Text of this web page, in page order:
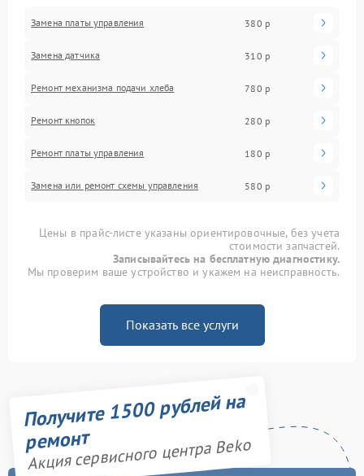
Замена платы управления 380 р
Замена датчика 310 р
Ремонт механизма подачи хлеба 780 р
Ремонт кнопок 280 р
Ремонт платы управления 180 р
Замена или ремонт схемы управления 580 р
Цены в прайс-листе указаны ориентировочные, без учета
стоимости запчастей.
Записывайтесь на бесплатную диагностику.
Мы проверим ваше устройство и укажем на неисправность.
Показать все услуги
Получите 1500 рублей на
ремонт
Акция сервисного центра Beko